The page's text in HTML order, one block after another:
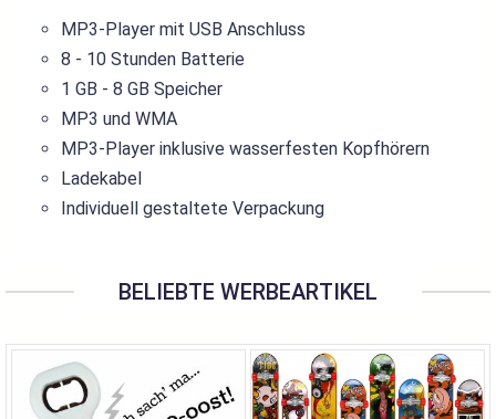
MP3-Player mit USB Anschluss
8 - 10 Stunden Batterie
1 GB - 8 GB Speicher
MP3 und WMA
MP3-Player inklusive wasserfesten Kopfhörern
Ladekabel
Individuell gestaltete Verpackung
BELIEBTE WERBEARTIKEL